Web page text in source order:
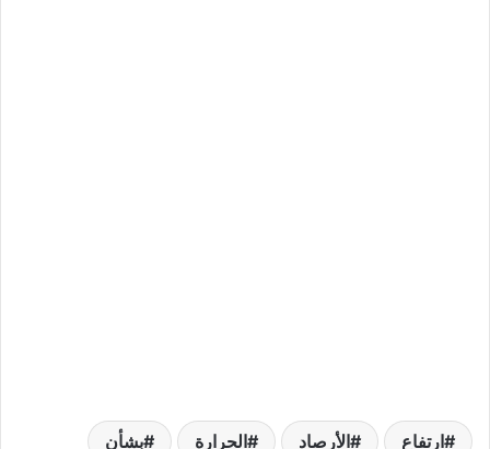
ارتفاع الأرصاد الحرارة بشأن